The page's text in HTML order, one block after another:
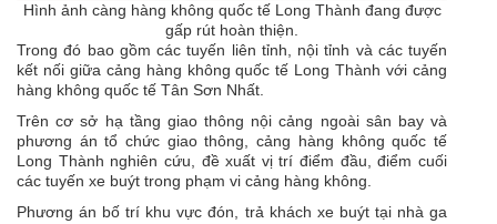
Hình ảnh càng hàng không quốc tế Long Thành đang được
gấp rút hoàn thiện.
Trong đó bao gồm các tuyến liên tỉnh, nội tỉnh và các tuyến
kết nối giữa cảng hàng không quốc tế Long Thành với cảng
hàng không quốc tế Tân Sơn Nhất.
Trên cơ sở hạ tầng giao thông nội cảng ngoài sân bay và
phương án tổ chức giao thông, cảng hàng không quốc tế
Long Thành nghiên cứu, đề xuất vị trí điểm đầu, điểm cuối
các tuyến xe buýt trong phạm vi cảng hàng không.
Phương án bố trí khu vực đón, trả khách xe buýt tại nhà ga